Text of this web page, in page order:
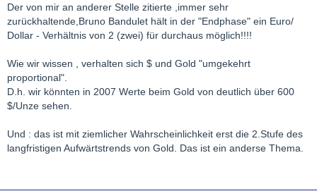
Der von mir an anderer Stelle zitierte ,immer sehr
zurückhaltende,Bruno Bandulet hält in der "Endphase" ein Euro/
Dollar - Verhältnis von 2 (zwei) für durchaus möglich!!!!
Wie wir wissen , verhalten sich $ und Gold "umgekehrt
proportional".
D.h. wir könnten in 2007 Werte beim Gold von deutlich über 600
$/Unze sehen.
Und : das ist mit ziemlicher Wahrscheinlichkeit erst die 2.Stufe des
langfristigen Aufwärtstrends von Gold. Das ist ein anderse Thema.